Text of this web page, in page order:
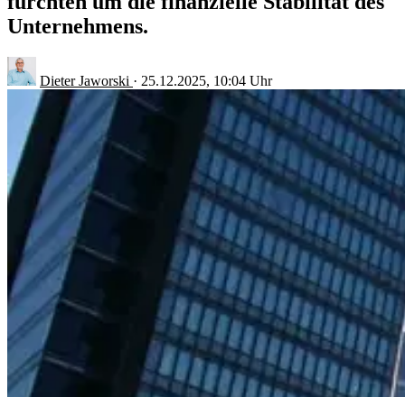
Unternehmens.
Dieter Jaworski · 25.12.2025, 10:04 Uhr